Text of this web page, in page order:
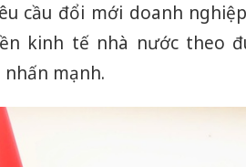
cầu đổi mới doanh
kinh tế nhà nước theo
mạnh.